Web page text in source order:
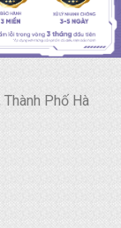
Phố Hà